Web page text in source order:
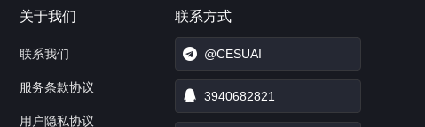
关于我们
联系我们
服务条款协议
用户隐私协议
联系方式
@CESUAI
3940682821